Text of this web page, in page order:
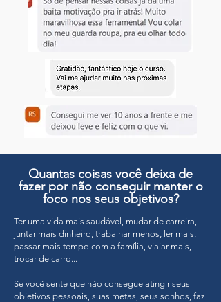
Quantas coisas você deixa de
fazer por não conseguir manter o
foco nos seus objetivos?
Ter uma vida mais saudável, mudar de carreira,
juntar mais dinheiro, trabalhar menos, ler mais,
passar mais tempo com a família, viajar mais,
trocar de carro...
Se você sente que não consegue atingir seus
objetivos pessoais, suas metas, seus sonhos, faz